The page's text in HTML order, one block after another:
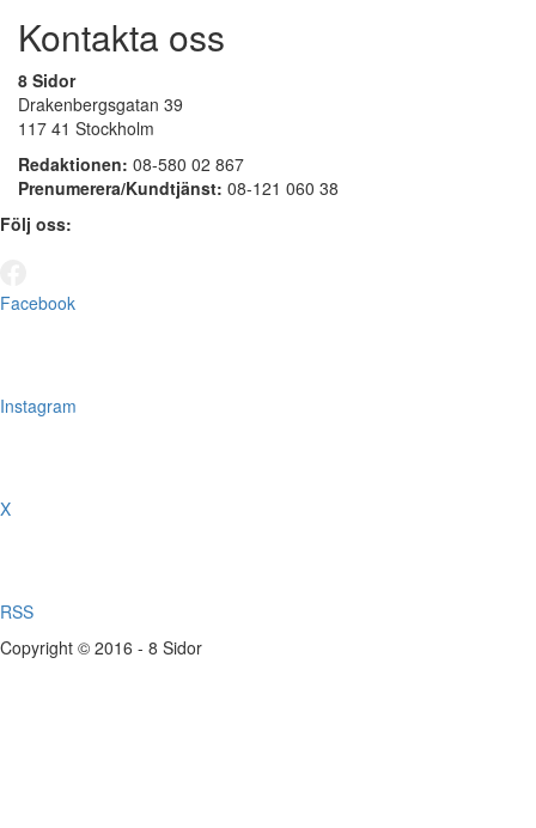
Kontakta oss
8 Sidor
Drakenbergsgatan 39
117 41 Stockholm
Redaktionen: 08-580 02 867
Prenumerera/Kundtjänst: 08-121 060 38
Följ oss:
Facebook
Instagram
X
RSS
Copyright © 2016 - 8 Sidor